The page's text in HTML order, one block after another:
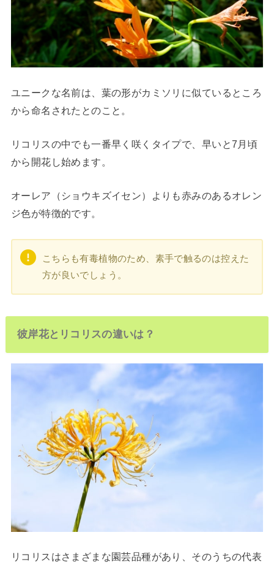
ユニークな名前は、葉の形がカミソリに似ているところ
から命名されたとのこと。
リコリスの中でも一番早く咲くタイプで、早いと7月頃
から開花し始めます。
オーレア（ショウキズイセン）よりも赤みのあるオレン
ジ色が特徴的です。
こちらも有毒植物のため、素手で触るのは控えた
方が良いでしょう。
彼岸花とリコリスの違いは？
リコリスはさまざまな園芸品種があり、そのうちの代表